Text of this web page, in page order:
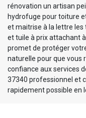
rénovation un artisan
hydrofuge pour toiture
et maitrise à la lettre
et tuile à prix attachant
promet de protéger
naturelle pour que vous
confiance aux services
37340 professionnel et
rapidement possible en